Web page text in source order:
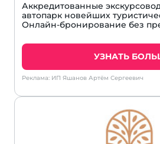
Аккредитованные
автопарк новейших
Онлайн-бронирование без
УЗНАТЬ
Реклама: ИП Яшанов Артём Сергеевич